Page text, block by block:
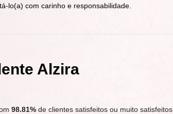
lo(a) com carinho e responsabilidade.
Alzira
98.81% de clientes satisfeitos ou muito satisfeitos